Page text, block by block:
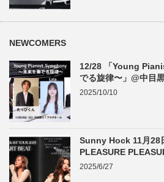
NEWCOMERS
12/28 「Young
でる旋律〜」@中目
2025/10/10
Sunny Hock 11月28
PLEASURE
2025/6/27